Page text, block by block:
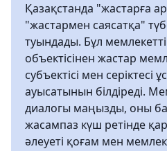
Қазақстанда "жастарға
"жастармен саясатқа"
туындады. Бұл
объектісінен жастар
субъектісі мен серіктесі
ауысатынын білдіреді.
диалогы маңызды, оны
жасампаз күш ретінде
әлеуеті қоғам мен